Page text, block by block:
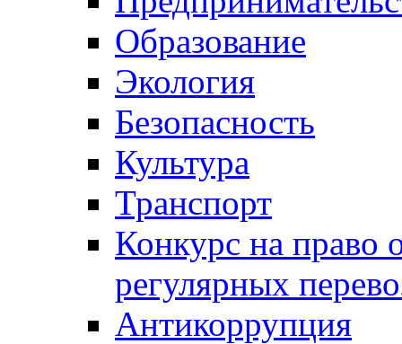
Образование
Экология
Безопасность
Культура
Транспорт
Конкурс на право
регулярных
Антикоррупция